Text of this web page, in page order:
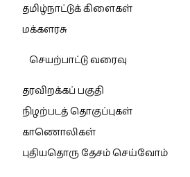
தமிழ்நாட்டுக் கிளைகள்
மக்களரசு
செயற்பாட்டு வரைவு
தரவிறக்கப் பகுதி
நிழற்படத் தொகுப்புகள்
காணொலிகள்
புதியதொரு தேசம் செய்வோம்